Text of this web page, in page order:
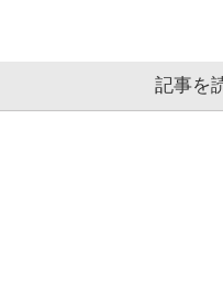
記事を